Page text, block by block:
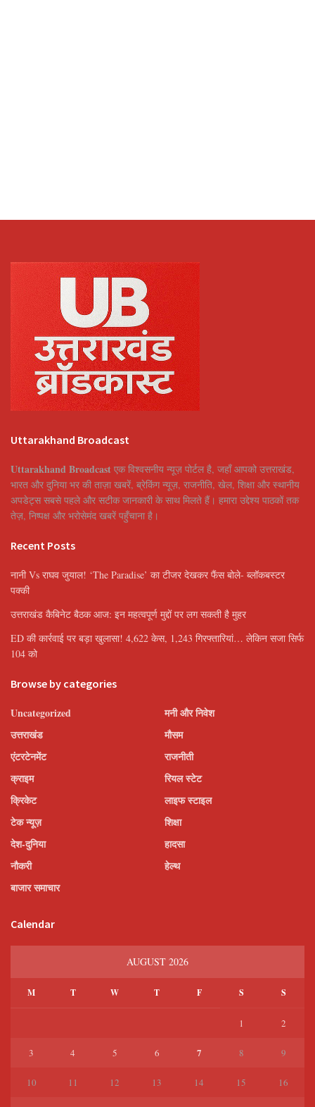
Uttarakhand Broadcast
Uttarakhand Broadcast एक विश्वसनीय न्यूज़ पोर्टल है, जहाँ आपको उत्तराखंड,
भारत और दुनिया भर की ताज़ा खबरें, ब्रेकिंग न्यूज़, राजनीति, खेल, शिक्षा और स्थानीय
अपडेट्स सबसे पहले और सटीक जानकारी के साथ मिलते हैं। हमारा उद्देश्य पाठकों तक
तेज़, निष्पक्ष और भरोसेमंद खबरें पहुँचाना है।
Recent Posts
नानी Vs राघव जुयाल! ‘The Paradise’ का टीजर देखकर फैंस बोले- ब्लॉकबस्टर
पक्की
उत्तराखंड कैबिनेट बैठक आज: इन महत्वपूर्ण मुद्दों पर लग सकती है मुहर
ED की कार्रवाई पर बड़ा खुलासा! 4,622 केस, 1,243 गिरफ्तारियां… लेकिन सजा सिर्फ
104 को
Browse by categories
Uncategorized
उत्तराखंड
एंटरटेनमेंट
क्राइम
क्रिकेट
टेक न्यूज़
देश-दुनिया
नौकरी
बाजार समाचार
मनी और निवेश
मौसम
राजनीती
रियल स्टेट
लाइफ स्टाइल
शिक्षा
हादसा
हेल्थ
Calendar
AUGUST 2026
M T W T F S S
1 2
3 4 5 6 7 8 9
10 11 12 13 14 15 16